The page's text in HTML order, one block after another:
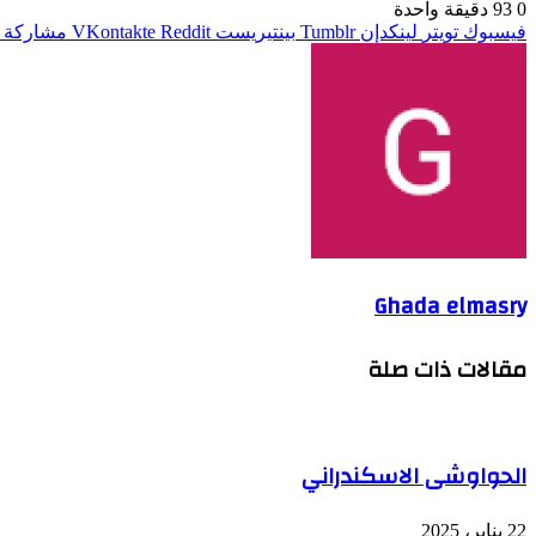
0
دقيقة واحدة
فيسبوك تويتر لينكدإن بينتيريست مشاركة
Ghada elmasry
مقالات ذات صلة
الحواوشى الاسكندراني
22 يناير، 2025